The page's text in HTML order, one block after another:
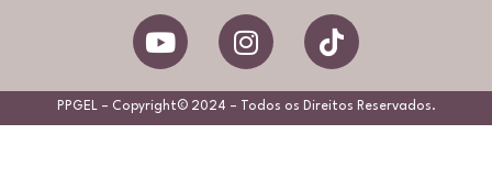
PPGEL – Copyright© 2024 – Todos os Direitos Reservados.